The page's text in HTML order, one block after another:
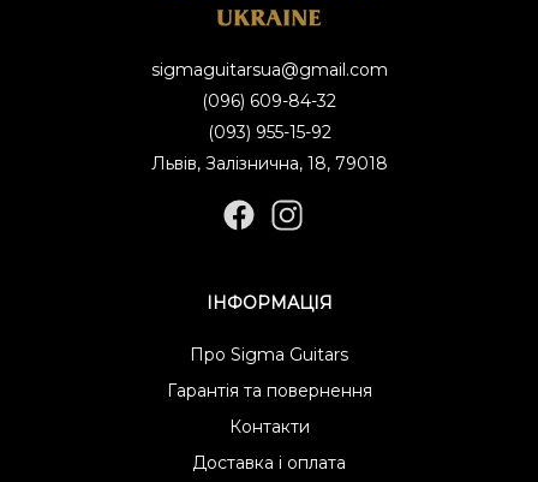
sigmaguitarsua@gmail.com
(096) 609-84-32
(093) 955-15-92
Львів, Залізнична, 18, 79018
ІНФОРМАЦІЯ
Про Sigma Guitars
Гарантія та повернення
Контакти
Доставка і оплата